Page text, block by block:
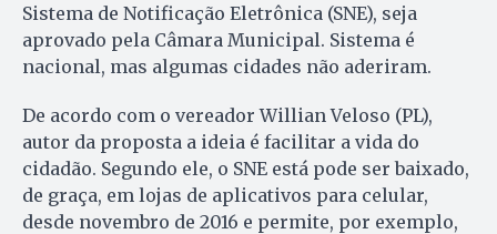
Sistema de Notificação Eletrônica (SNE), seja
aprovado pela Câmara Municipal. Sistema é
nacional, mas algumas cidades não aderiram.
De acordo com o vereador Willian Veloso (PL),
autor da proposta a ideia é facilitar a vida do
cidadão. Segundo ele, o SNE está pode ser baixado,
de graça, em lojas de aplicativos para celular,
desde novembro de 2016 e permite, por exemplo,